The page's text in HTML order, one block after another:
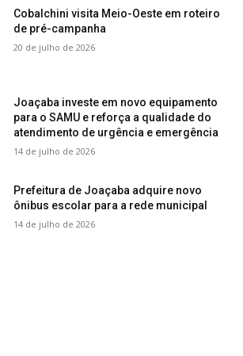
Cobalchini visita Meio-Oeste em roteiro
de pré-campanha
20 de julho de 2026
Joaçaba investe em novo equipamento
para o SAMU e reforça a qualidade do
atendimento de urgência e emergência
14 de julho de 2026
Prefeitura de Joaçaba adquire novo
ônibus escolar para a rede municipal
14 de julho de 2026